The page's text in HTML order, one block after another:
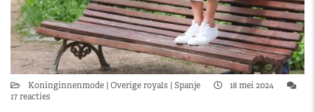
Koninginnenmode Overige royals Spanje
18 mei 2024
17 reacties